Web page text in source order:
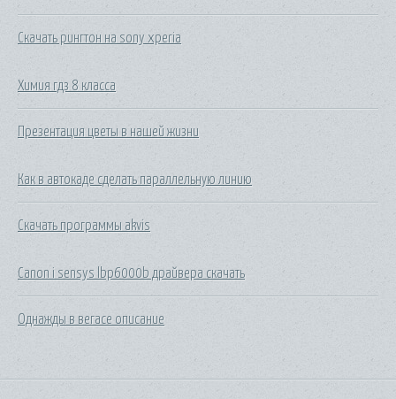
Скачать рингтон на sony xperia
Химия гдз 8 класса
Презентация цветы в нашей жизни
Как в автокаде сделать параллельную линию
Скачать программы akvis
Canon i sensys lbp6000b драйвера скачать
Однажды в вегасе описание